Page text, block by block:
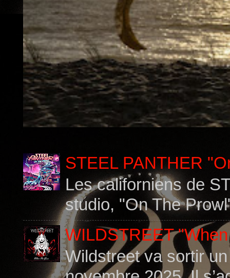
STEEL PANTHER
Les californiens de
studio, "On The
WILDSTREET "When
Wildstreet va sortir